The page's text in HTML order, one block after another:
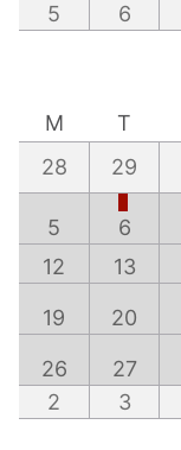
5
6
M
T
28
29
5 6
12
13
19 20
26 27
2
3